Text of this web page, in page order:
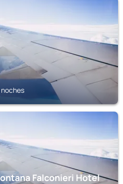
Falconieri Hotel